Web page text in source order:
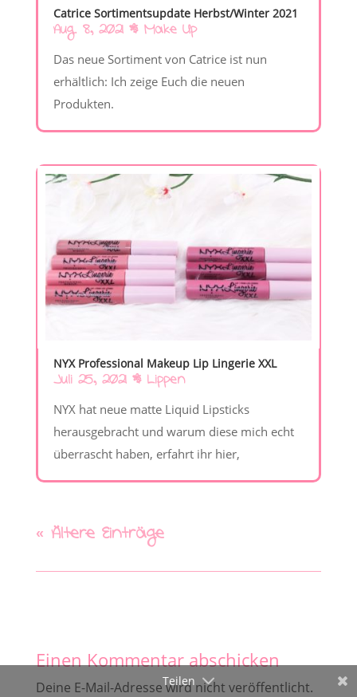
Catrice Sortimentsupdate Herbst/Winter 2021
Aug. 8, 2021| Make Up
Das neue Sortiment von Catrice ist nun
erhältlich: Ich zeige Euch die neuen
Produkten.
NYX Professional Makeup Lip Lingerie XXL
Juli 25, 2021| Lippen
NYX hat neue matte Liquid Lipsticks
herausgebracht und warum diese mich echt
überrascht haben, erfahrt ihr hier,
« Ältere Einträge
Einen Kommentar abschicken
Deine E-Mail-Adresse wird nicht veröffentlicht.
Teilen